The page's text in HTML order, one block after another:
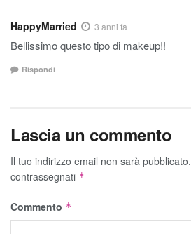
HappyMarried 3 anni fa
Bellissimo questo tipo di makeup!!
Rispondi
Lascia un commento
Il tuo indirizzo email non sarà pubblicato.
contrassegnati *
Commento *